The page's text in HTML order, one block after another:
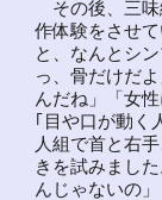
その後、三味
作体験をさせ
と、なんとシ
っ、骨だけだ
んだね」「女
｢目や口が動く
人組で首と右
きを試みまし
んじゃないの